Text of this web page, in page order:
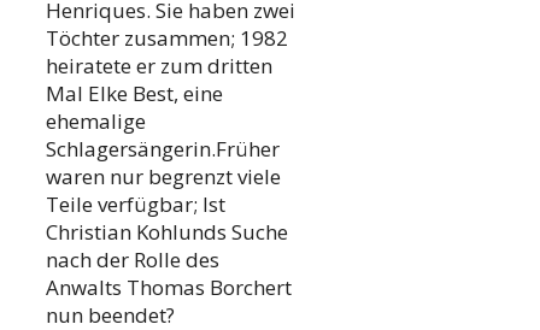
Henriques. Sie haben zwei
Töchter zusammen; 1982
heiratete er zum dritten
Mal Elke Best, eine
ehemalige
Schlagersängerin.Früher
waren nur begrenzt viele
Teile verfügbar; Ist
Christian Kohlunds Suche
nach der Rolle des
Anwalts Thomas Borchert
nun beendet?